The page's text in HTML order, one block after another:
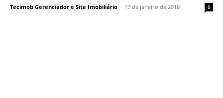
Tecimob Gerenciador e Site Imobiliário - 17 de janeiro de 2018 0